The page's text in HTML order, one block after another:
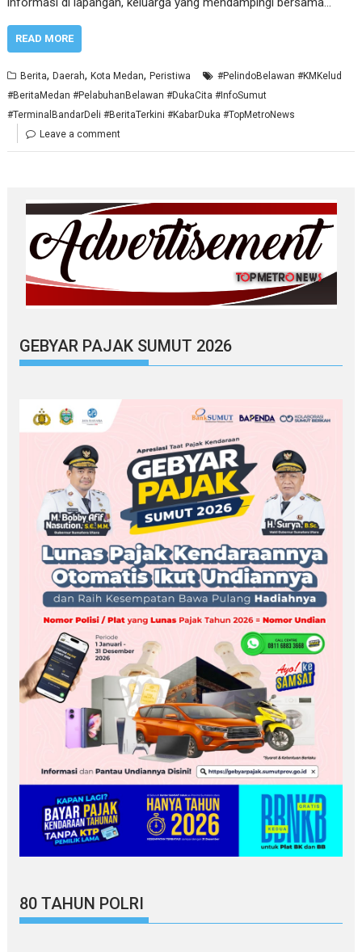
READ MORE
Berita,Daerah,Kota Medan,Peristiwa
#PelindoBelawan #KMKelud
#BeritaMedan #PelabuhanBelawan #DukaCita #InfoSumut
#TerminalBandarDeli #BeritaTerkini #KabarDuka #TopMetroNews
Leave a comment
GEBYAR PAJAK SUMUT 2026
80 TAHUN POLRI